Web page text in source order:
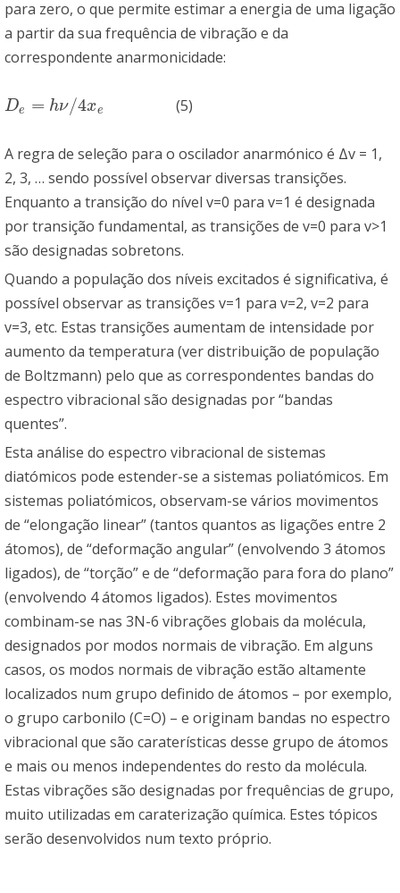
para zero, o que permite estimar a energia de uma ligação
a partir da sua frequência de vibração e da
correspondente anarmonicidade:
De = hν/4xe
De= hν /4xe (5)
A regra de seleção para o oscilador anarmónico é Δv = 1,
2, 3, … sendo possível observar diversas transições.
Enquanto a transição do nível v=0 para v=1 é designada
por transição fundamental, as transições de v=0 para v>1
são designadas sobretons.
Quando a população dos níveis excitados é significativa, é
possível observar as transições v=1 para v=2, v=2 para
v=3, etc. Estas transições aumentam de intensidade por
aumento da temperatura (ver distribuição de população
de Boltzmann) pelo que as correspondentes bandas do
espectro vibracional são designadas por “bandas
quentes”.
Esta análise do espectro vibracional de sistemas
diatómicos pode estender-se a sistemas poliatómicos. Em
sistemas poliatómicos, observam-se vários movimentos
de “elongação linear” (tantos quantos as ligações entre 2
átomos), de “deformação angular” (envolvendo 3 átomos
ligados), de “torção” e de “deformação para fora do plano”
(envolvendo 4 átomos ligados). Estes movimentos
combinam-se nas 3N-6 vibrações globais da molécula,
designados por modos normais de vibração. Em alguns
casos, os modos normais de vibração estão altamente
localizados num grupo definido de átomos – por exemplo,
o grupo carbonilo (C=O) – e originam bandas no espectro
vibracional que são caraterísticas desse grupo de átomos
e mais ou menos independentes do resto da molécula.
Estas vibrações são designadas por frequências de grupo,
muito utilizadas em caraterização química. Estes tópicos
serão desenvolvidos num texto próprio.